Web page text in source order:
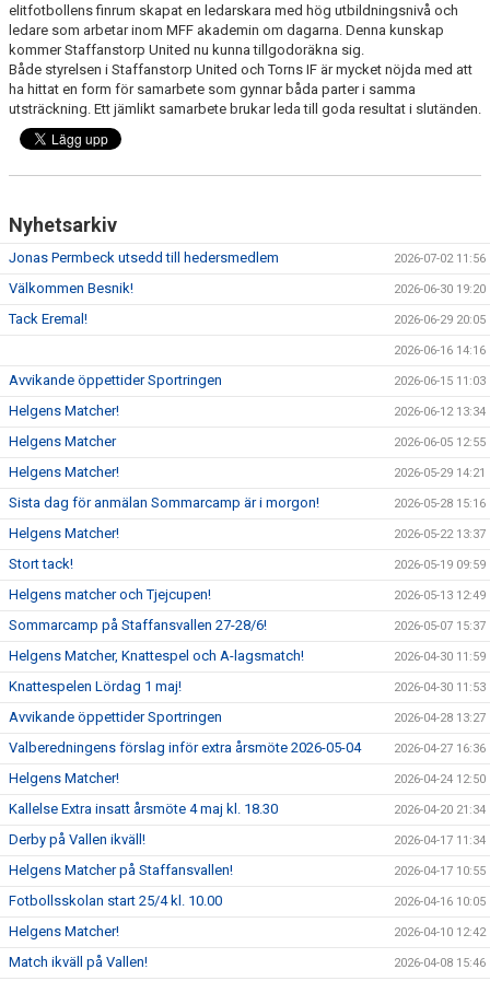
elitfotbollens finrum skapat en ledarskara med hög utbildningsnivå och
ledare som arbetar inom MFF akademin om dagarna. Denna kunskap
kommer Staffanstorp United nu kunna tillgodoräkna sig.
Både styrelsen i Staffanstorp United och Torns IF är mycket nöjda med att
ha hittat en form för samarbete som gynnar båda parter i samma
utsträckning. Ett jämlikt samarbete brukar leda till goda resultat i slutänden.
Nyhetsarkiv
Jonas Permbeck utsedd till hedersmedlem 2026-07-02 11:56
Välkommen Besnik! 2026-06-30 19:20
Tack Eremal! 2026-06-29 20:05
2026-06-16 14:16
Avvikande öppettider Sportringen 2026-06-15 11:03
Helgens Matcher! 2026-06-12 13:34
Helgens Matcher 2026-06-05 12:55
Helgens Matcher! 2026-05-29 14:21
Sista dag för anmälan Sommarcamp är i morgon! 2026-05-28 15:16
Helgens Matcher! 2026-05-22 13:37
Stort tack! 2026-05-19 09:59
Helgens matcher och Tjejcupen! 2026-05-13 12:49
Sommarcamp på Staffansvallen 27-28/6! 2026-05-07 15:37
Helgens Matcher, Knattespel och A-lagsmatch! 2026-04-30 11:59
Knattespelen Lördag 1 maj! 2026-04-30 11:53
Avvikande öppettider Sportringen 2026-04-28 13:27
Valberedningens förslag inför extra årsmöte 2026-05-04 2026-04-27 16:36
Helgens Matcher! 2026-04-24 12:50
Kallelse Extra insatt årsmöte 4 maj kl. 18.30 2026-04-20 21:34
Derby på Vallen ikväll! 2026-04-17 11:34
Helgens Matcher på Staffansvallen! 2026-04-17 10:55
Fotbollsskolan start 25/4 kl. 10.00 2026-04-16 10:05
Helgens Matcher! 2026-04-10 12:42
Match ikväll på Vallen! 2026-04-08 15:46